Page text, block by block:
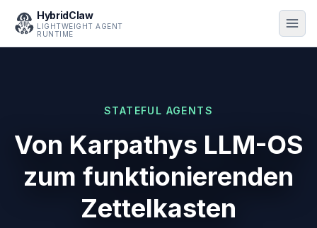
HybridClaw
LIGHTWEIGHT AGENT
RUNTIME
STATEFUL AGENTS
Von Karpathys LLM-OS
zum funktionierenden
Zettelkasten